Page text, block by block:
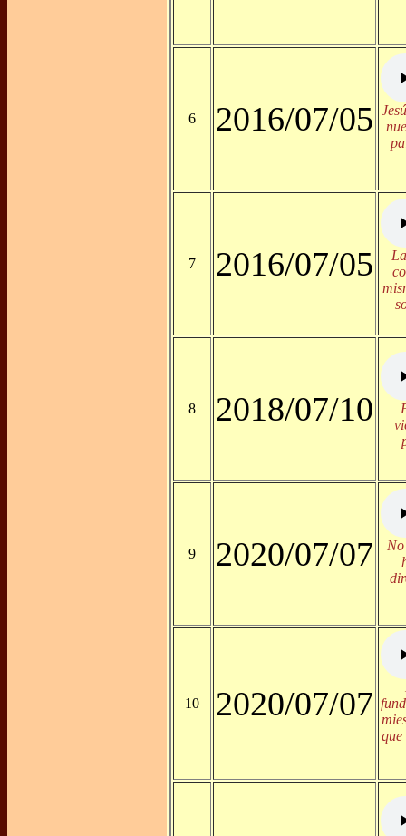
6 2016/07/05
7 2016/07/05
8 2018/07/10
9 2020/07/07
10 2020/07/07